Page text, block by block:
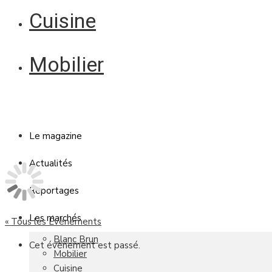
Cuisine
Mobilier
Le magazine
Actualités
Reportages
Les marchés
Blanc Brun
Mobilier
Cuisine
« Tous les Évènements
Cet évènement est passé.